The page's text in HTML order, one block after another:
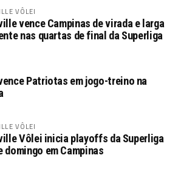
VÔLEI
vence Campinas de virada e larga
nas quartas de final da Superliga
Patriotas em jogo-treino na
VÔLEI
Vôlei inicia playoffs da Superliga
domingo em Campinas